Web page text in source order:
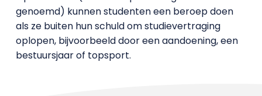
genoemd) kunnen studenten een beroep doen
als ze buiten hun schuld om studievertraging
oplopen, bijvoorbeeld door een aandoening, een
bestuursjaar of topsport.